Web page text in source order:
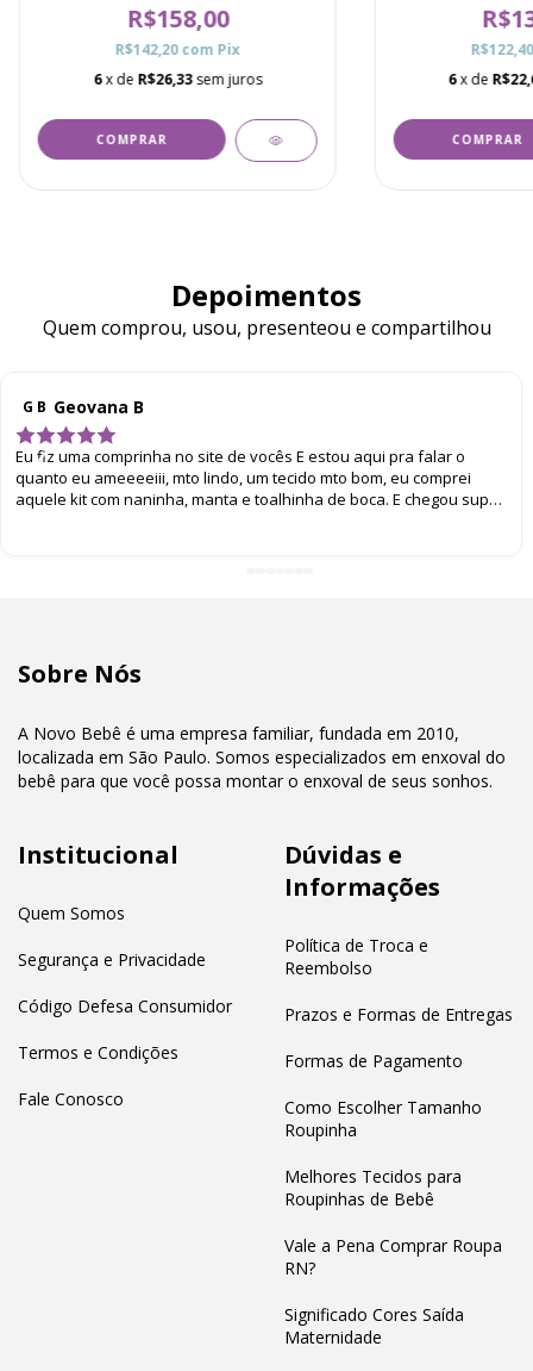
R$158,00
R$142,20com Pix
6x de R$26,33 sem juros
COMPRAR
6x de
COMPRAR
Depoimentos
Quem comprou, usou, presenteou e compartilhou
G B Geovana B
Eu fiz uma comprinha no site de vocês E estou aqui pra falar o
quanto eu ameeeeiii, mto lindo, um tecido mto bom, eu comprei
aquele kit com naninha, manta e toalhinha de boca. E chegou super
Sobre Nós
A Novo Bebê é uma empresa familiar, fundada em 2010,
localizada em São Paulo. Somos especializados em enxoval do
bebê para que você possa montar o enxoval de seus sonhos.
Institucional
Quem Somos
Segurança e Privacidade
Código Defesa Consumidor
Termos e Condições
Fale Conosco
Dúvidas e
Informações
Política de Troca e
Reembolso
Prazos e Formas de Entregas
Formas de Pagamento
Como Escolher Tamanho
Roupinha
Melhores Tecidos para
Roupinhas de Bebê
Vale a Pena Comprar Roupa
RN?
Significado Cores Saída
Maternidade